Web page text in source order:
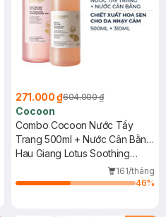
271.000 ₫604.000 ₫
Cocoon
Combo Cocoon Nước Tẩy
Trang 500ml + Nước Cân Bằng
310ml Sen Hậu Giang Cho Da
Hau Giang Lotus Soothing
Micellar Water + Hau Giang
Lotus Soothing Toner
161/tháng
46%